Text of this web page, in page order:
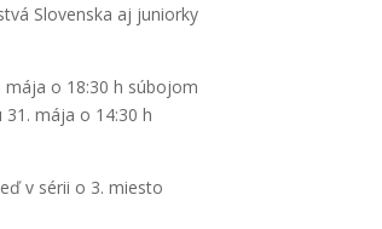
Slovenska aj juniorky
o 18:30 h súbojom
mája o 14:30 h
v sérii o 3. miesto